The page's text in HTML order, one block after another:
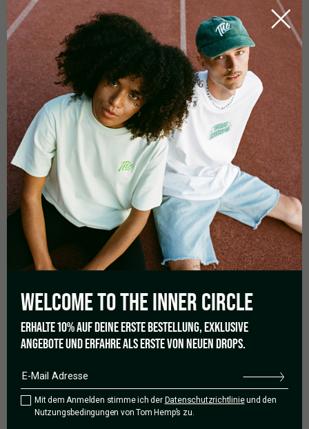
Preise können mit dem rabattgetriebenen Medizinalmarkt
nicht mithalten. Ihre Strukturen stehen auf wackeligem Boden,
weil der politische Fokus fehlt. Und ihre Rolle alsherzstück
der freien, legalen und gemeinschaftlichen Versorgung
verliert an Sichtbarkeit, obwohl sie genau dafür geschaffen
wurden.
Wenn Deutschland nachhaltig regulieren will, braucht es stabile
Vereinigungen – nicht einen Markt, der von Algorithmen,
Importquoten und digitalen Rezeptwegen dominiert wird.
FAZIT: DEUTSCHLAND HAT LEGALISIERT –
JETZT MUSS ES SORTIEREN
Die neue Studie zeigt:Beim Konsum
passiert weniger, als viele befürchtet
haben.Das ist gut.
Die politische Debatte zeigt:
Beim Gesetz passiert mehr, als
Die Praxis zeigt:Der Markt sortiert sich selbst, schneller
als die Politik mitkommt.Das ist riskant.
Und genau hier braucht es eine klare Linie:
Cannabis-Vereinigungen müssen gestärkt werden
– sie sind die faire, sichere und nicht-kommerzielle
Option für Freizeitkonsum.
Telemedizin darf Versorgung bieten, aber keine
WELCOME TO THEINNER CIRCLE
ERHALTE 10% AUF DEINE ERSTE BESTELLUNG, EXKLUSIVE
ANGEBOTE UND ERFAHRE ALS ERSTE VON NEUEN DROPS.
Mit dem Anmelden stimme ich der Datenschutzrichtlinieund den
Nutzungsbedingungen von Tom Hemp’s zu.